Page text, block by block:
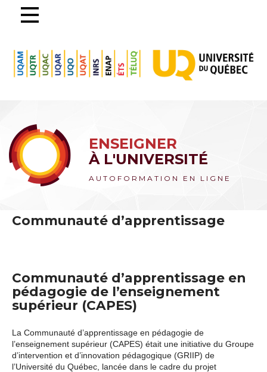
ENSEIGNER
À L'UNIVERSITÉ
AUTOFORMATION EN LIGNE
Communauté d’apprentissage
Communauté d’apprentissage en
pédagogie de l’enseignement
supérieur (CAPES)
La Communauté d’apprentissage en pédagogie de
l’enseignement supérieur (CAPES) était une initiative du Groupe
d’intervention et d’innovation pédagogique (GRIIP) de
l’Université du Québec, lancée dans le cadre du projet